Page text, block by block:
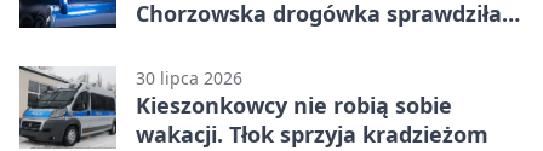
Chorzowska drogówka sprawdziła
30 lipca 2026
Kieszonkowcy nie robią sobie
wakacji. Tłok sprzyja kradzieżom